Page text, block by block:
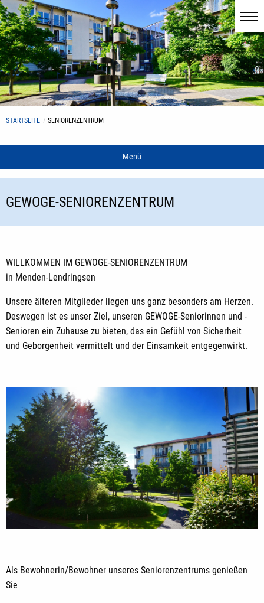
STARTSEITE SENIORENZENTRUM
Menü
GEWOGE-SENIORENZENTRUM
WILLKOMMEN IM GEWOGE-SENIORENZENTRUM
in Menden-Lendringsen
Unsere älteren Mitglieder liegen uns ganz besonders am Herzen.
Deswegen ist es unser Ziel, unseren GEWOGE-Seniorinnen und -
Senioren ein Zuhause zu bieten, das ein Gefühl von Sicherheit
und Geborgenheit vermittelt und der Einsamkeit entgegenwirkt.
Als Bewohnerin/Bewohner unseres Seniorenzentrums genießen
Sie